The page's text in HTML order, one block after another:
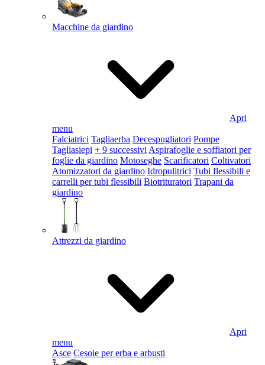
Macchine da giardino
Apri
menu
Falciatrici Tagliaerba Decespugliatori Pompe
Tagliasiepi + 9 successivi Aspirafoglie e soffiatori per
foglie da giardino Motoseghe Scarificatori Coltivatori
Atomizzatori da giardino Idropulitrici Tubi flessibili e
carrelli per tubi flessibili Biotrituratori Trapani da
giardino
Attrezzi da giardino
Apri
menu
Asce Cesoie per erba e arbusti